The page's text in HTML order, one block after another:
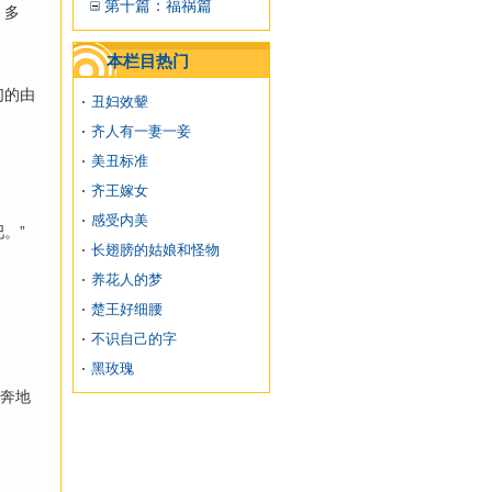
由
”
地
第十篇：福祸篇
本栏目热门
丑妇效颦
齐人有一妻一妾
美丑标准
齐王嫁女
感受内美
长翅膀的姑娘和怪物
养花人的梦
楚王好细腰
不识自己的字
黑玫瑰